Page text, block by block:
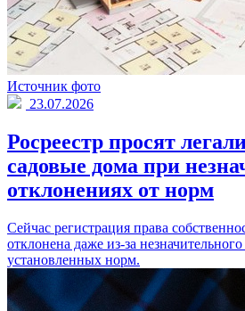
Источник фото
23.07.2026
Росреестр просят
садовые дома при
отклонениях от норм
Сейчас регистрация права
отклонена даже из-за
установленных норм.